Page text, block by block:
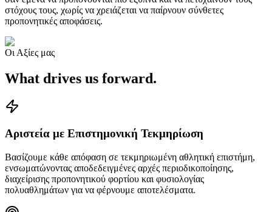
στόχους τους, χωρίς να χρειάζεται να παίρνουν σύνθετες
προπονητικές αποφάσεις.
Οι Αξίες μας
What drives us forward.
Αριστεία με Επιστημονική Τεκμηρίωση
Βασίζουμε κάθε απόφαση σε τεκμηριωμένη αθλητική επιστήμη,
ενσωματώνοντας αποδεδειγμένες αρχές περιοδικοποίησης,
διαχείρισης προπονητικού φορτίου και φυσιολογίας
πολυαθλημάτων για να φέρνουμε αποτελέσματα.